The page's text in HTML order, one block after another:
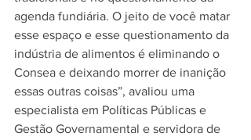
agenda fundiária. O jeito de você matar
esse espaço e esse questionamento da
indústria de alimentos é eliminando o
Consea e deixando morrer de inanição
essas outras coisas”, avaliou uma
especialista em Políticas Públicas e
Gestão Governamental e servidora de